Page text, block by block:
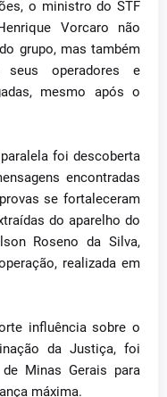
o ministro do STF
Vorcaro não
grupo, mas também
operadores e
mesmo após o
foi descoberta
encontradas
se fortaleceram
do aparelho do
Roseno da Silva,
realizada em
influência sobre o
da Justiça, foi
Minas Gerais para
máxima.